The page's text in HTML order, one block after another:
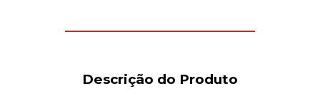
Descrição do Produto